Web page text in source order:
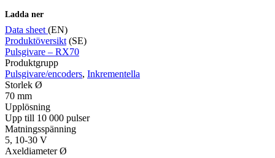
Ladda ner
Data sheet (EN)
Produktöversikt (SE)
Pulsgivare – RX70
Produktgrupp
Pulsgivare/encoders, Inkrementella
Storlek Ø
70 mm
Upplösning
Upp till 10 000 pulser
Matningsspänning
5, 10-30 V
Axeldiameter Ø